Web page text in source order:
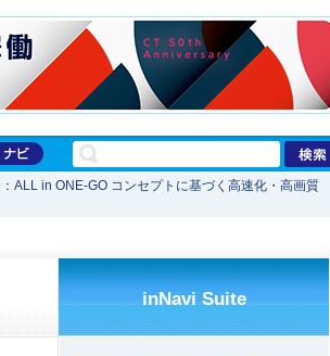
ALL in ONE-GO コンセプトに基づく高速化・高画質
inNavi Suite